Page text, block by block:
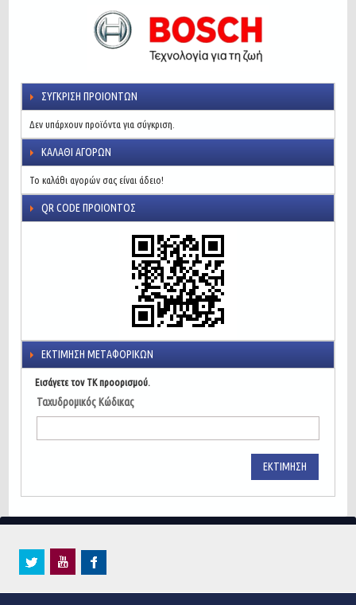
ΣΎΓΚΡΙΣΗ ΠΡΟΙΌΝΤΩΝ
Δεν υπάρχουν προϊόντα για σύγκριση.
ΚΑΛΆΘΙ ΑΓΟΡΏΝ
Το καλάθι αγορών σας είναι άδειο!
QR CODE ΠΡΟΙΌΝΤΟΣ
ΕΚΤΊΜΗΣΗ ΜΕΤΑΦΟΡΙΚΏΝ
Εισάγετε τον ΤΚ προορισμού.
Ταχυδρομικός Κώδικας
ΕΚΤΊΜΗΣΗ